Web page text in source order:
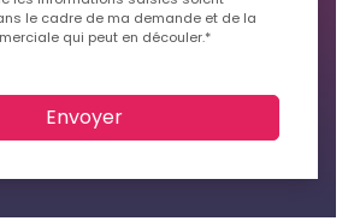
le cadre de ma demande et de la
qui peut en découler.*
Envoyer